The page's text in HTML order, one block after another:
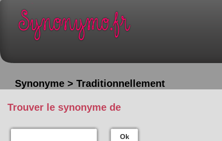
Synonyme > Traditionnellement
Trouver le synonyme de
Ok